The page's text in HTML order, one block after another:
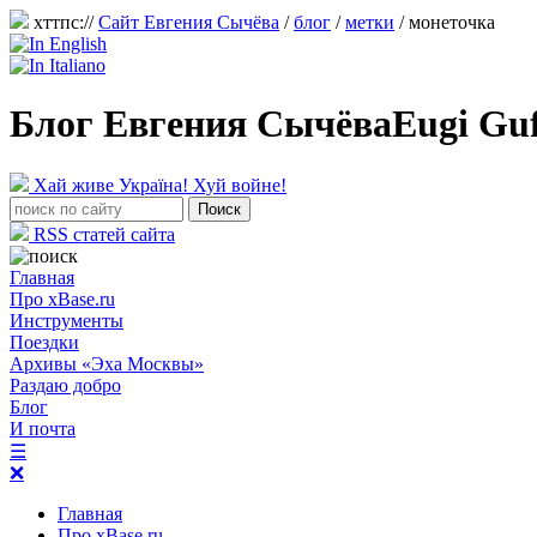
хттпс://Сайт Евгения Сычёва /блог /метки / монеточка
Блог Евгения СычёваEugi
Хай живе Україна! Хуй войне!
RSS статей сайта
Главная
Про xBase.ru
Инструменты
Поездки
Архивы «Эха Москвы»
Раздаю добро
Блог
И почта
☰
❌
Главная